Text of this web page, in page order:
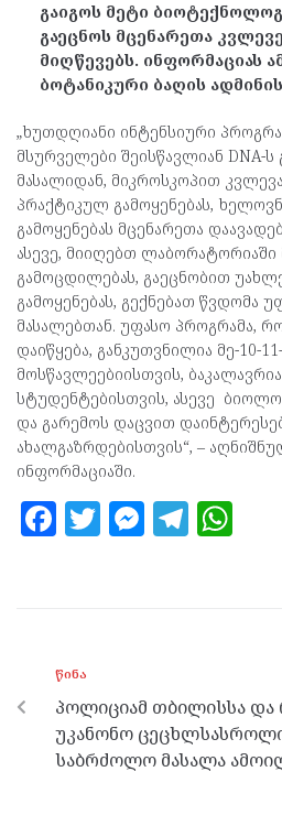
გაიგოს მეტი
გაეცნოს მცენარეთა
მიღწევებს. ინფორმაციას
ბოტანიკური ბაღის
„ხუთდღიანი ინტენსიური
მსურველები შეისწავლიან DNA-
მასალიდან, მიკროსკოპით
პრაქტიკულ გამოყენებას,
გამოყენებას მცენარეთა
ასევე, მიიღებთ
გამოცდილებას, გაეცნობით
გამოყენებას, გექნებათ წვდომა
მასალებთან. უფასო პროგრამა,
დაიწყება, განკუთვნილია მე-10-
მოსწავლეებიისთვის,
სტუდენტებისთვის, ასევე
და გარემოს დაცვით
ახალგაზრდებისთვის“, –
ინფორმაციაში.
F
o
o
k
T M
er
T
m p
p
ᲬᲘᲜᲐ
პოლიციამ თბილისსა და
უკანონო
საბრძოლო მასალა